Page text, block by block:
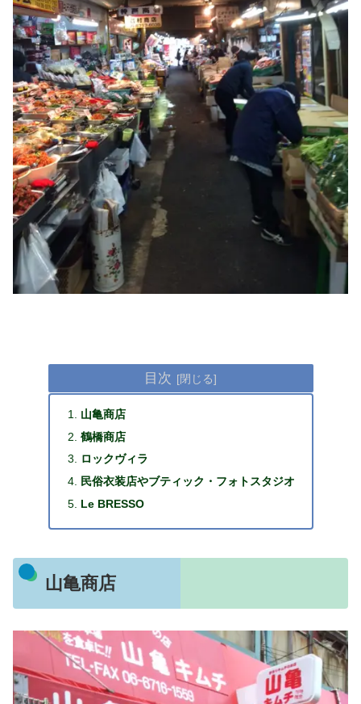
目次
山亀商店
鶴橋商店
ロックヴィラ
民俗衣装店やブティック・フォトスタジオ
Le BRESSO
山亀商店